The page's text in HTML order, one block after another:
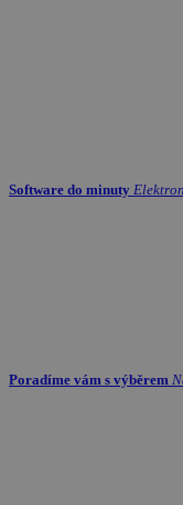
Software do minuty
Poradíme vám s výběrem